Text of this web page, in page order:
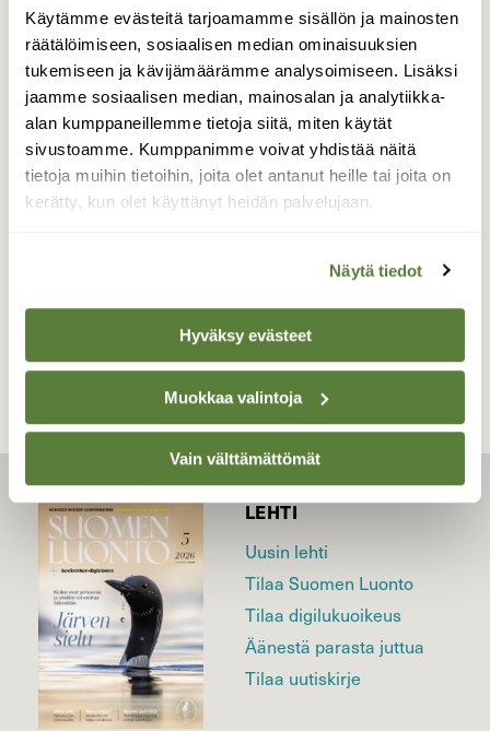
Käytämme evästeitä tarjoamamme sisällön ja mainosten
räätälöimiseen, sosiaalisen median ominaisuuksien
tukemiseen ja kävijämäärämme analysoimiseen. Lisäksi
jaamme sosiaalisen median, mainosalan ja analytiikka-
alan kumppaneillemme tietoja siitä, miten käytät
sivustoamme. Kumppanimme voivat yhdistää näitä
tietoja muihin tietoihin, joita olet antanut heille tai joita on
kerätty, kun olet käyttänyt heidän palvelujaan.
Näytä tiedot
Hyväksy evästeet
Muokkaa valintoja
Vain välttämättömät
Tammikuinen merimaisema
Kävelin tammikuisena iltapäivänä
merenrannalle. Meri oli jäätymässä ja
rannalle oli kasautunut jäätä. Pilviverhon
raoista horisonttiin osuvat auringonsäteen
tekivät maisemasta todella kauniin.
Valokuvaaja: Jenna Pitkänen, Helsinki 22.1.2026
TAKAISIN LISTAAN
LEHTI
Uusin lehti
Tilaa Suomen Luonto
Tilaa digilukuoikeus
Äänestä parasta juttua
Tilaa uutiskirje